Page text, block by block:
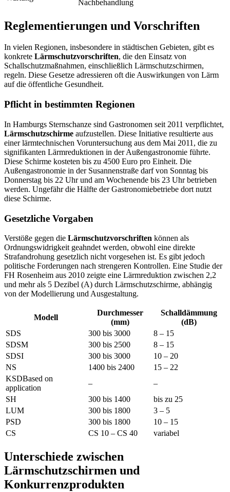
Nachbehandlung
Reglementierungen und Vorschriften
In vielen Regionen, insbesondere in städtischen Gebieten, gibt es
konkrete Lärmschutzvorschriften, die den Einsatz von
Schallschutzmaßnahmen, einschließlich Lärmschutzschirmen,
regeln. Diese Gesetze adressieren oft die Auswirkungen von Lärm
auf die öffentliche Gesundheit.
Pflicht in bestimmten Regionen
In Hamburgs Sternschanze sind Gastronomen seit 2011 verpflichtet,
Lärmschutzschirme aufzustellen. Diese Initiative resultierte aus
einer lärmtechnischen Voruntersuchung aus dem Mai 2011, die zu
signifikanten Lärmreduktionen in der Außengastronomie führte.
Diese Schirme kosteten bis zu 4500 Euro pro Einheit. Die
Außengastronomie in der Susannenstraße darf von Sonntag bis
Donnerstag bis 22 Uhr und am Wochenende bis 23 Uhr betrieben
werden. Ungefähr die Hälfte der Gastronomiebetriebe dort nutzt
diese Schirme.
Gesetzliche Vorgaben
Verstöße gegen die Lärmschutzvorschriften können als
Ordnungswidrigkeit geahndet werden, obwohl eine direkte
Strafandrohung gesetzlich nicht vorgesehen ist. Es gibt jedoch
politische Forderungen nach strengeren Kontrollen. Eine Studie der
FH Rosenheim aus 2010 zeigte eine Lärmreduktion zwischen 2,2
und mehr als 5 Dezibel (A) durch Lärmschutzschirme, abhängig
von der Modellierung und Ausgestaltung.
Modell
Durchmesser
(mm)
Schalldämmung
(dB)
SDS
300 bis 3000
8 – 15
SDSM
300 bis 2500
8 – 15
SDSI
300 bis 3000
10 – 20
NS
1400 bis 2400
15 – 22
KSDBased on
application
–
–
SH
300 bis 1400
bis zu 25
LUM
300 bis 1800
3 – 5
PSD
300 bis 1800
10 – 15
CS
CS 10 – CS 40 variabel
Unterschiede zwischen
Lärmschutzschirmen und
Konkurrenzprodukten